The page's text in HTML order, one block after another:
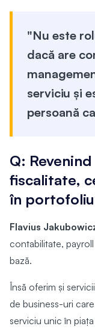
"Nu este
dacă are
serviciu și
persoană
Q:
fiscalitate,
în
Flavius
contabilitate,
bază.
Însă oferim și
de business-uri
serviciu unic în